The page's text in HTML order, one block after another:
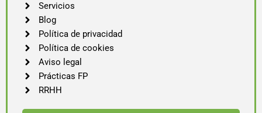
Servicios
Blog
Política de privacidad
Política de cookies
Aviso legal
Prácticas FP
RRHH